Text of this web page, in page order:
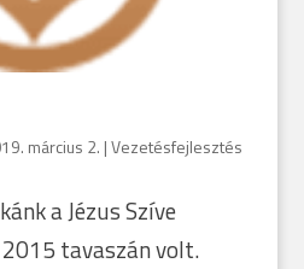
március 2. |Vezetésfejlesztés
a Jézus Szíve
tavaszán volt.